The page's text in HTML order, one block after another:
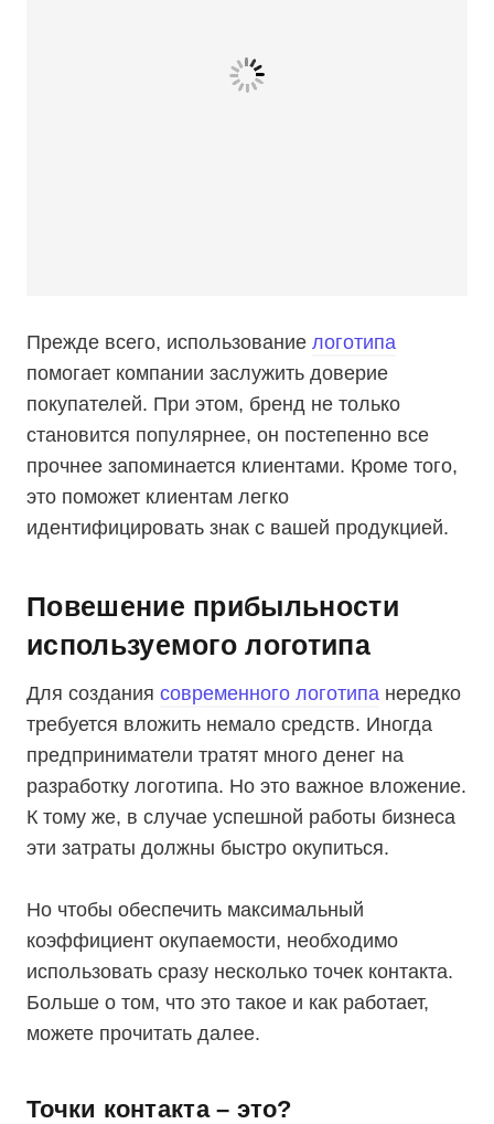
Прежде всего, использование логотипа
помогает компании заслужить доверие
покупателей. При этом, бренд не только
становится популярнее, он постепенно все
прочнее запоминается клиентами. Кроме того,
это поможет клиентам легко
идентифицировать знак с вашей продукцией.
Повешение прибыльности
используемого логотипа
Для создания современного логотипа нередко
требуется вложить немало средств. Иногда
предприниматели тратят много денег на
разработку логотипа. Но это важное вложение.
К тому же, в случае успешной работы бизнеса
эти затраты должны быстро окупиться.
Но чтобы обеспечить максимальный
коэффициент окупаемости, необходимо
использовать сразу несколько точек контакта.
Больше о том, что это такое и как работает,
можете прочитать далее.
Точки контакта – это?